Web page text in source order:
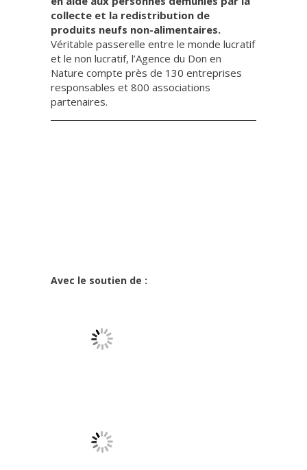
collecte et la redistribution de
produits neufs non-alimentaires.
Véritable passerelle entre le monde lucratif
et le non lucratif, l’Agence du Don en
Nature compte près de 130 entreprises
responsables et 800 associations
partenaires.
Avec le soutien de :